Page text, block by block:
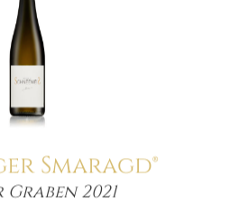
Smaragd®
2021
Menge